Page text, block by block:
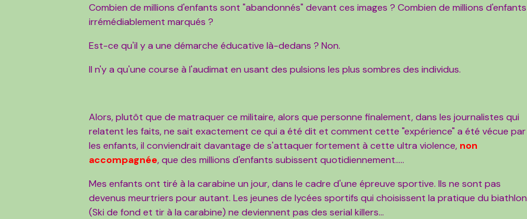
Combien de millions d'enfants sont "abandonnés" devant ces images ? Combien de millions d'enfants
irrémédiablement marqués ?
Est-ce qu'il y a une démarche éducative là-dedans ? Non.
Il n'y a qu'une course à l'audimat en usant des pulsions les plus sombres des individus.
Alors, plutôt que de matraquer ce militaire, alors que personne finalement, dans les journalistes qui
relatent les faits, ne sait exactement ce qui a été dit et comment cette "expérience" a été vécue par
les enfants, il conviendrait davantage de s'attaquer fortement à cette ultra violence, non
accompagnée, que des millions d'enfants subissent quotidiennement.....
Mes enfants ont tiré à la carabine un jour, dans le cadre d'une épreuve sportive. Ils ne sont pas
devenus meurtriers pour autant. Les jeunes de lycées sportifs qui choisissent la pratique du biathlon
(Ski de fond et tir à la carabine) ne deviennent pas des serial killers...